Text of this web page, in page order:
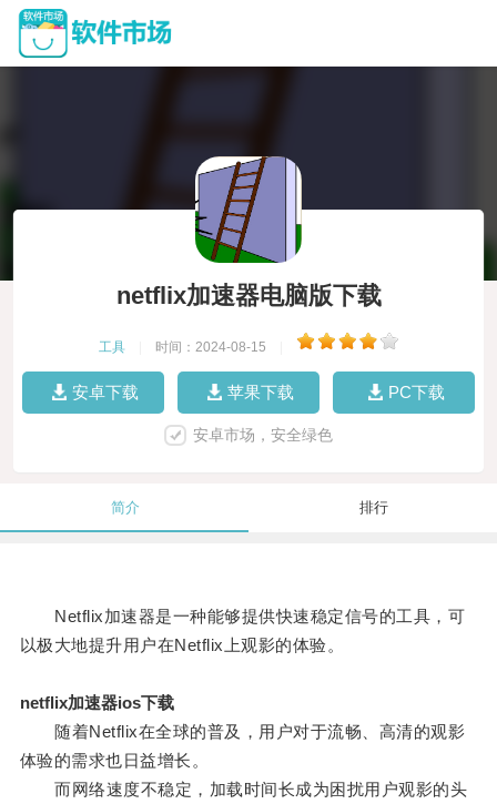
netflix加速器电脑版下载
工具 时间：2024-08-15
安卓下载 苹果下载 PC下载
安卓市场，安全绿色
简介 排行
Netflix加速器是一种能够提供快速稳定信号的工具，可
以极大地提升用户在Netflix上观影的体验。
netflix加速器ios下载
随着Netflix在全球的普及，用户对于流畅、高清的观影
体验的需求也日益增长。
而网络速度不稳定，加载时间长成为困扰用户观影的头